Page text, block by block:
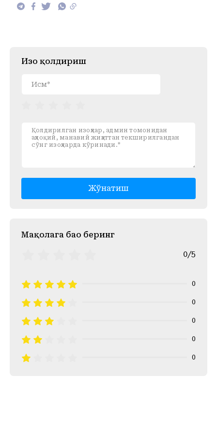
Изоҳ қолдириш
Жўнатиш
Mақолага баҳо беринг
0/5
0
0
0
0
0